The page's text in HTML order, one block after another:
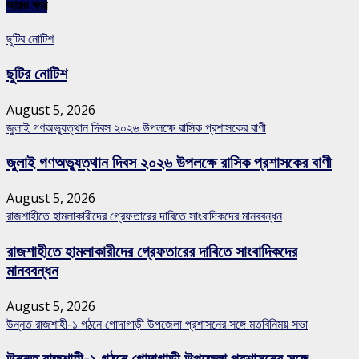
আরও খবর
ছুটির নোটিশ
ছুটির নোটিশ
August 5, 2026
জুলাই গণঅভ্যুত্থান দিবস ২০২৬ উপলক্ষে রাসিক প্রশাসকের বাণী
জুলাই গণঅভ্যুত্থান দিবস ২০২৬ উপলক্ষে রাসিক প্রশাসকের বাণী
August 5, 2026
রাজশাহীতে হামলাকারীদের গ্রেফতারের দাবিতে সাংবাদিকদের মানববন্ধন
রাজশাহীতে হামলাকারীদের গ্রেফতারের দাবিতে সাংবাদিকদের
মানববন্ধন
August 5, 2026
উন্নত রাজশাহী-১ গঠনে গোদাগাড়ী উপজেলা প্রশাসনের সঙ্গে মতবিনিময় সভা